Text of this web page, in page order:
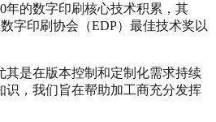
年的数字印刷核心技术积累，其
字印刷协会（EDP）最佳技术奖以
其是在版本控制和定制化需求持续
识，我们旨在帮助加工商充分发挥